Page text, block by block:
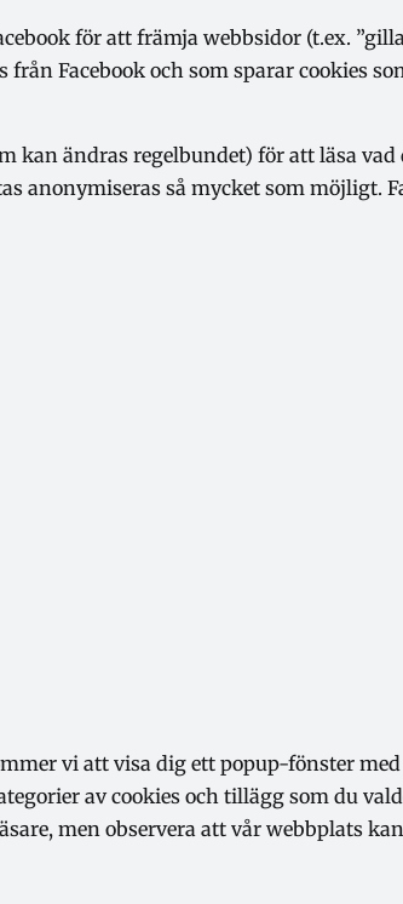
för att främja webbsidor (t.ex.
från Facebook och som sparar cookies
kan ändras regelbundet) för att läsa
anonymiseras så mycket som möjligt.
vi att visa dig ett popup-fönster
av cookies och tillägg som du
men observera att vår webbplats